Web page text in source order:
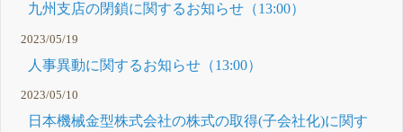
九州支店の閉鎖に関するお知らせ（13:00）
2023/05/19
人事異動に関するお知らせ（13:00）
2023/05/10
日本機械金型株式会社の株式の取得(子会社化)に関す